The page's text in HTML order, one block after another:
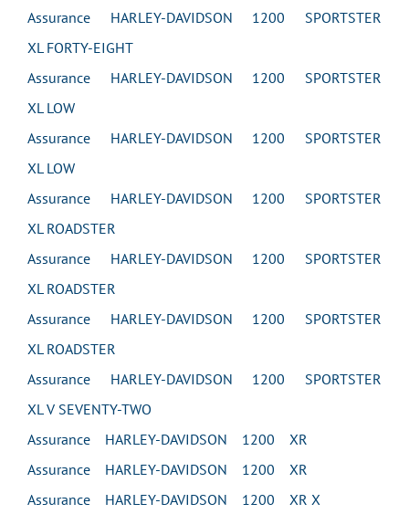
Assurance HARLEY-DAVIDSON 1200 SPORTSTER
XL FORTY-EIGHT
Assurance HARLEY-DAVIDSON 1200 SPORTSTER
XL LOW
Assurance HARLEY-DAVIDSON 1200 SPORTSTER
XL LOW
Assurance HARLEY-DAVIDSON 1200 SPORTSTER
XL ROADSTER
Assurance HARLEY-DAVIDSON 1200 SPORTSTER
XL ROADSTER
Assurance HARLEY-DAVIDSON 1200 SPORTSTER
XL ROADSTER
Assurance HARLEY-DAVIDSON 1200 SPORTSTER
XL V SEVENTY-TWO
Assurance HARLEY-DAVIDSON 1200 XR
Assurance HARLEY-DAVIDSON 1200 XR
Assurance HARLEY-DAVIDSON 1200 XR X